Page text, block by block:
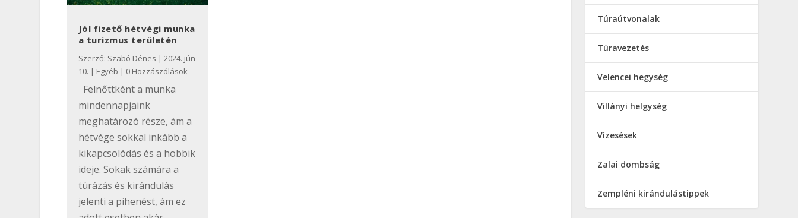
Jól fizető hétvégi munka
a turizmus területén
Szerző: Szabó Dénes | 2024. jún
10. | Egyéb | 0 Hozzászólások
Felnőttként a munka
mindennapjaink
meghatározó része, ám a
hétvége sokkal inkább a
kikapcsolódás és a hobbik
ideje. Sokak számára a
túrázás és kirándulás
jelenti a pihenést, ám ez
Túraútvonalak
Túravezetés
Velencei hegység
Villányi helgység
Vízesések
Zalai dombság
Zempléni kirándulástippek